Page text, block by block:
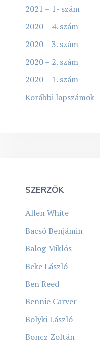
2021 – 1- szám
2020 – 4. szám
2020 – 3. szám
2020 – 2. szám
2020 – 1. szám
Korábbi lapszámok
SZERZŐK
Allen White
Bacsó Benjámin
Balog Miklós
Beke László
Ben Reed
Bennie Carver
Bolyki László
Boncz Zoltán